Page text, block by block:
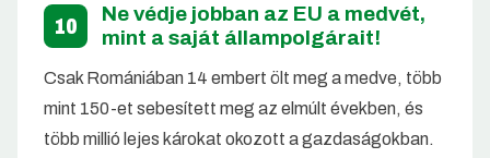
10
Ne védje jobban az EU a medvét,
mint a saját állampolgárait!
Csak Romániában 14 embert ölt meg a medve, több
mint 150-et sebesített meg az elmúlt években, és
több millió lejes károkat okozott a gazdaságokban.